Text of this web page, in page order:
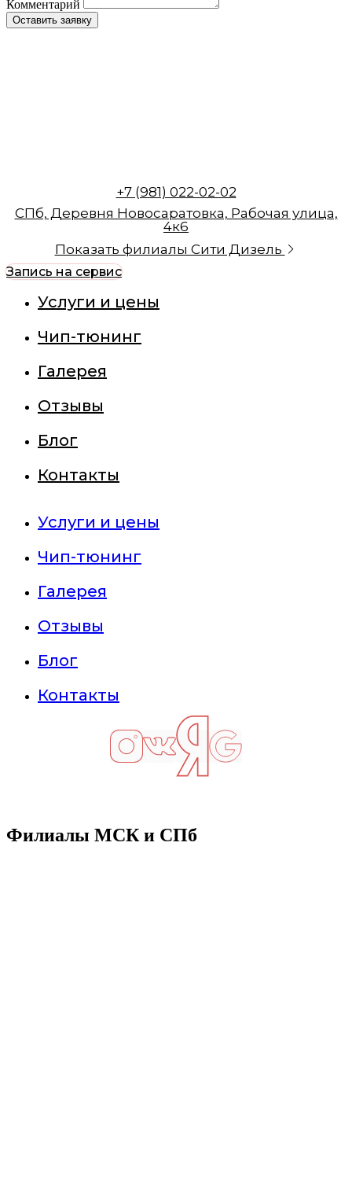
Комментарий
Оставить заявку
+7 (981) 022-02-02
СПб, Деревня Новосаратовка, Рабочая улица,
4к6
Показать филиалы Сити Дизель
Запись на сервис
Услуги и цены
Чип-тюнинг
Галерея
Отзывы
Блог
Контакты
Услуги и цены
Чип-тюнинг
Галерея
Отзывы
Блог
Контакты
Филиалы МСК и СПб